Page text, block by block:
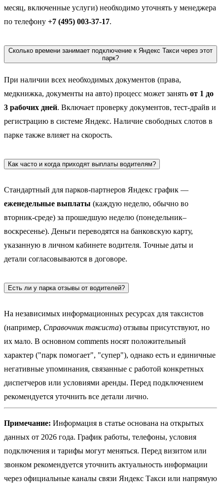
месяц, включенные услуги) необходимо уточнять у менеджера
по телефону +7 (495) 003-37-17.
Сколько времени занимает подключение к Яндекс Такси через этот
парк?
При наличии всех необходимых документов (права,
медкнижка, документы на авто) процесс может занять от 1 до
3 рабочих дней. Включает проверку документов, тест-драйв и
регистрацию в системе Яндекс. Наличие свободных слотов в
парке также влияет на скорость.
Как часто и когда приходят выплаты водителям?
Стандартный для парков-партнеров Яндекс график —
еженедельные выплаты (каждую неделю, обычно во
вторник-среде) за прошедшую неделю (понедельник–
воскресенье). Деньги переводятся на банковскую карту,
указанную в личном кабинете водителя. Точные даты и
детали согласовываются в договоре.
Есть ли у парка отзывы от водителей?
На независимых информационных ресурсах для таксистов
(например, Справочник таксиста) отзывы присутствуют, но
их мало. В основном comments носят положительный
характер ("парк помогает", "супер"), однако есть и единичные
негативные упоминания, связанные с работой конкретных
диспетчеров или условиями аренды. Перед подключением
рекомендуется уточнить все детали лично.
Примечание: Информация в статье основана на открытых
данных от 2026 года. График работы, телефоны, условия
подключения и тарифы могут меняться. Перед визитом или
звонком рекомендуется уточнить актуальность информации
через официальные каналы связи Яндекс Такси или напрямую